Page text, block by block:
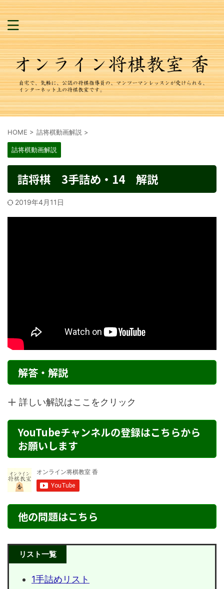
HOME > 詰将棋動画解説 >
詰将棋動画解説
詰将棋 3手詰め・14 解説
2019年4月11日
解答・解説
詳しい解説はここをクリック
YouTubeチャンネルの登録はこちらから
お願いします
他の問題はこちら
リスト一覧
1手詰めリスト